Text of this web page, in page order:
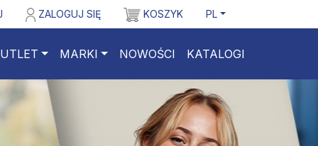
ZALOGUJ SIĘ KOSZYK PL
MARKI NOWOŚCI KATALOGI